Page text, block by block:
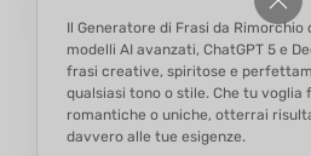
Il Generatore di Frasi da Rimorchio
modelli AI avanzati, ChatGPT 5 e
frasi creative, spiritose e
qualsiasi tono o stile. Che tu voglia
romantiche o uniche, otterrai
davvero alle tue esigenze.